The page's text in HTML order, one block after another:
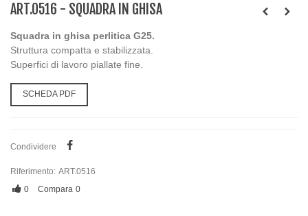
ART.0516 - SQUADRA IN GHISA
Squadra in ghisa perlitica G25.
Struttura compatta e stabilizzata.
Superfici di lavoro piallate fine.
SCHEDA PDF
Condividere
Riferimento: ART.0516
0
Compara 0